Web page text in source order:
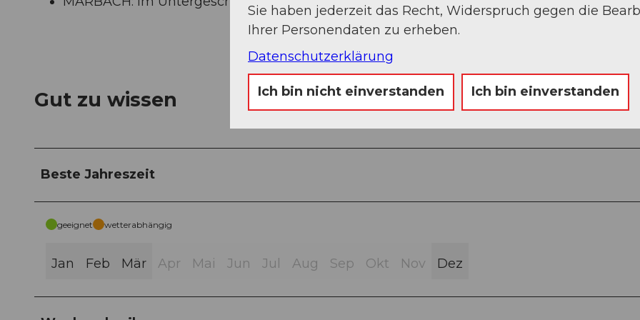
Gut zu wissen
Beste Jahreszeit
geeignet wetterabhängig
Jan Feb Mär Apr Mai Jun Jul Aug Sep Okt Nov Dez
Sie haben jederzeit das Recht, Widerspruch gegen die
Ihrer Personendaten zu erheben.
Datenschutzerklärung
Ich bin nicht einverstanden Ich bin einverstanden